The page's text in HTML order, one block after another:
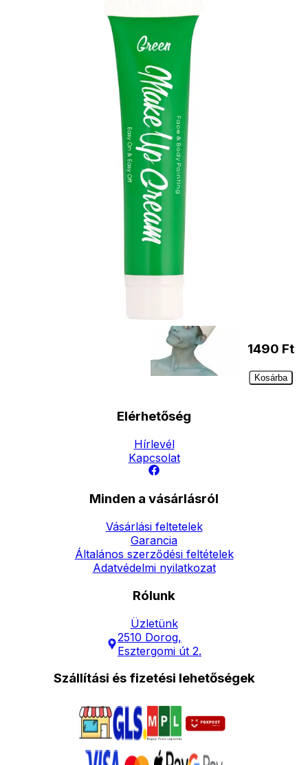
- Műanyag hajók
- Hinta, csúszda
- Ütők, dobálók
- Egyéb nyári játékok
Ár
Darab
Szállítás:
- Csomagautomata: 1190
forinttól
- Házhozszállítás: 2190
forinttól
- Személyes átvétel:
ingyenesen
Kiegészítő
termékek
1490 Ft
Kosárba
Elérhetőség
Hírlevél
Kapcsolat
Minden a vásárlásról
Vásárlási feltetelek
Garancia
Általános szerződési feltételek
Adatvédelmi nyilatkozat
Rólunk
Üzletünk
2510 Dorog,
Esztergomi út 2.
Szállítási és fizetési lehetőségek